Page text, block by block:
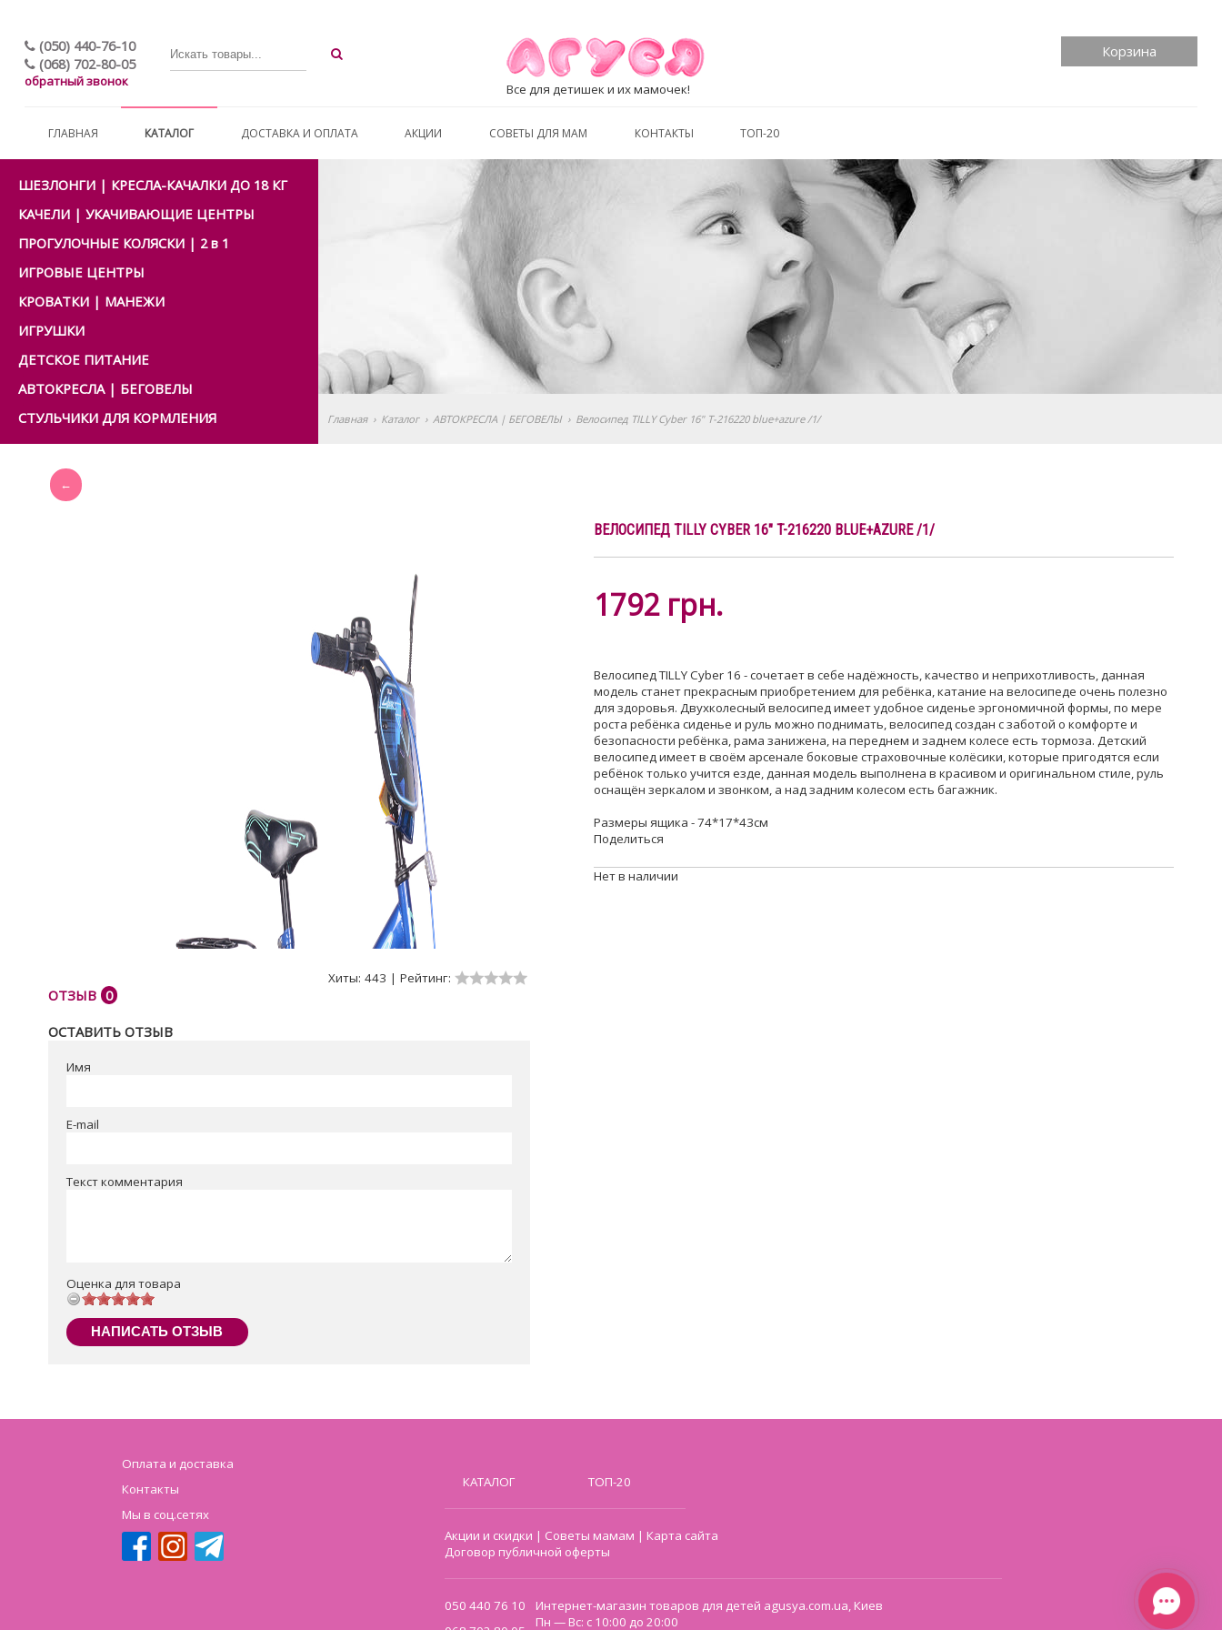
(050) 440-76-10
(068) 702-80-05
обратный звонок Все для детишек и их мамочек!
Корзина
ГЛАВНАЯ КАТАЛОГ ДОСТАВКА И ОПЛАТА АКЦИИ СОВЕТЫ ДЛЯ МАМ КОНТАКТЫ ТОП-20
ШЕЗЛОНГИ | КРЕСЛА-КАЧАЛКИ ДО 18 КГ
КАЧЕЛИ | УКАЧИВАЮЩИЕ ЦЕНТРЫ
ПРОГУЛОЧНЫЕ КОЛЯСКИ | 2 в 1
ИГРОВЫЕ ЦЕНТРЫ
КРОВАТКИ | МАНЕЖИ
ИГРУШКИ
ДЕТСКОЕ ПИТАНИЕ
АВТОКРЕСЛА | БЕГОВЕЛЫ
СТУЛЬЧИКИ ДЛЯ КОРМЛЕНИЯ
Главная › Каталог › АВТОКРЕСЛА | БЕГОВЕЛЫ › Велосипед TILLY Cyber 16" T-216220 blue+azure /1/
Хиты: 443 | Рейтинг:
ОТЗЫВ 0
ОСТАВИТЬ ОТЗЫВ
Имя
E-mail
Текст комментария
Оценка для товара
НАПИСАТЬ ОТЗЫВ
ВЕЛОСИПЕД TILLY CYBER 16" T-216220 BLUE+AZURE /1/
1792 грн.
Велосипед TILLY Cyber 16 - сочетает в себе надёжность, качество и неприхотливость, данная
модель станет прекрасным приобретением для ребёнка, катание на велосипеде очень полезно
для здоровья. Двухколесный велосипед имеет удобное сиденье эргономичной формы, по мере
роста ребёнка сиденье и руль можно поднимать, велосипед создан с заботой о комфорте и
безопасности ребёнка, рама занижена, на переднем и заднем колесе есть тормоза. Детский
велосипед имеет в своём арсенале боковые страховочные колёсики, которые пригодятся если
ребёнок только учится езде, данная модель выполнена в красивом и оригинальном стиле, руль
оснащён зеркалом и звонком, а над задним колесом есть багажник.
Размеры ящика - 74*17*43см
Поделиться
Нет в наличии
Оплата и доставка
Контакты
Мы в соц.сетях
КАТАЛОГ ТОП-20
Акции и скидки | Советы мамам |Карта сайта
Договор публичной оферты
050 440 76 10
Интернет-магазин товаров для детей agusya.com.ua, Киев
Пн — Вс: с 10:00 до 20:00